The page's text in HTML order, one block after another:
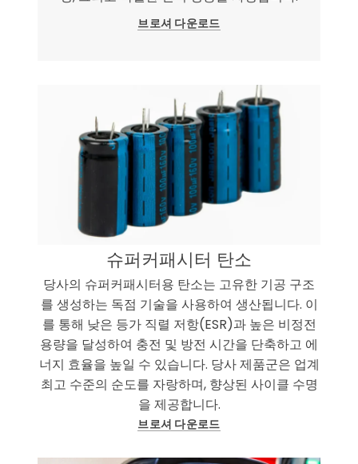
브로셔 다운로드
슈퍼커패시터 탄소
당사의 슈퍼커패시터용 탄소는 고유한 기공 구조
를 생성하는 독점 기술을 사용하여 생산됩니다. 이
를 통해 낮은 등가 직렬 저항(ESR)과 높은 비정전
용량을 달성하여 충전 및 방전 시간을 단축하고 에
너지 효율을 높일 수 있습니다. 당사 제품군은 업계
최고 수준의 순도를 자랑하며, 향상된 사이클 수명
을 제공합니다.
브로셔 다운로드